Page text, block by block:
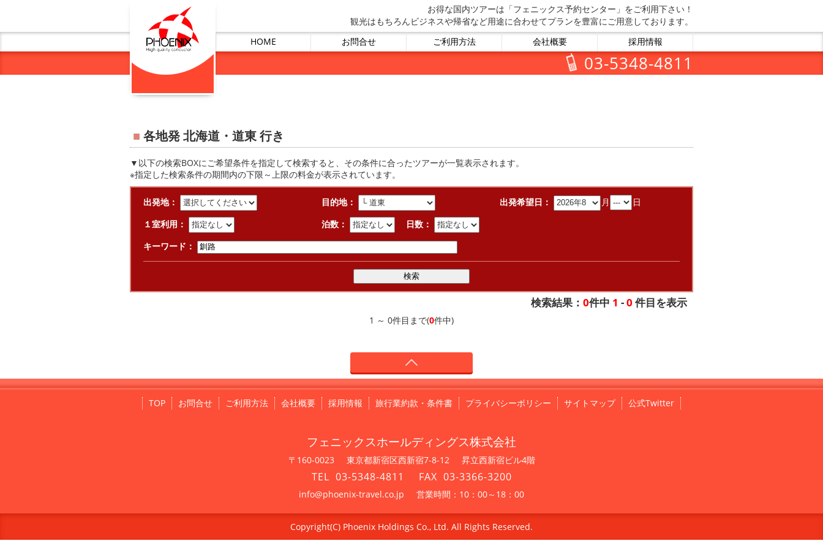
お得な国内ツアーは「フェニックス予約センター」をご利用下さい！
観光はもちろんビジネスや帰省など用途に合わせてプランを豊富にご用意しております。
HOME
お問合せ ご利用方法 会社概要 採用情報
03-5348-4811
■ 各地発 北海道・道東 行き
▼以下の検索BOXにご希望条件を指定して検索すると、その条件に合ったツアーが一覧表示されます。
※指定した検索条件の期間内の下限～上限の料金が表示されています。
出発地： 目的地： 出発希望日： 月
日
１室利用：
泊数：
日数：
キーワード：
検索結果： 0件中 1 -0 件目を表示
1 ～ 0件目まで(0件中)
TOP お問合せ ご利用方法 会社概要 採用情報 旅行業約款・条件書 プライバシーポリシー サイトマップ 公式Twitter
フェニックスホールディングス株式会社
〒160-0023 東京都新宿区西新宿7-8-12 昇立西新宿ビル4階
03-5348-4811 03-3366-3200
info@phoenix-travel.co.jp 営業時間：10：00～18：00
Copyright(C) Phoenix Holdings Co., Ltd. All Rights Reserved.